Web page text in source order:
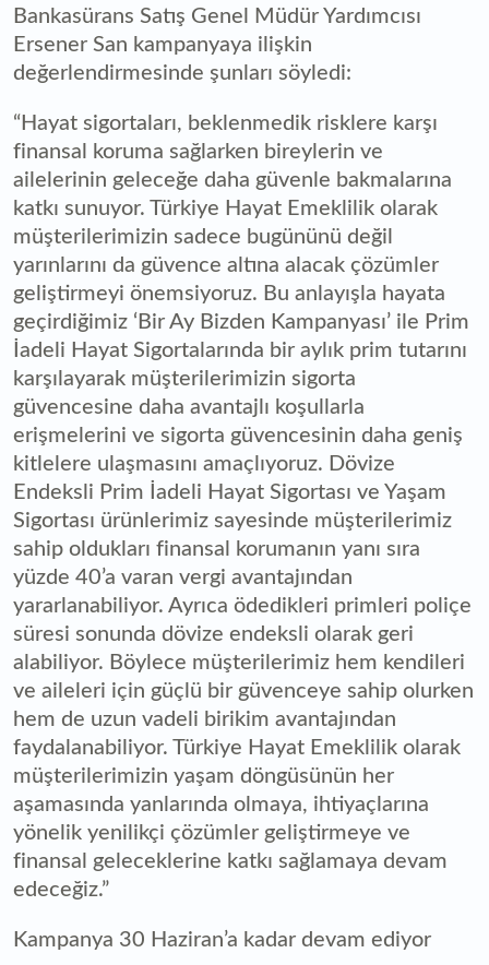
Bankasürans Satış Genel Müdür Yardımcısı
Ersener San kampanyaya ilişkin
değerlendirmesinde şunları söyledi:
“Hayat sigortaları, beklenmedik risklere karşı
finansal koruma sağlarken bireylerin ve
ailelerinin geleceğe daha güvenle bakmalarına
katkı sunuyor. Türkiye Hayat Emeklilik olarak
müşterilerimizin sadece bugününü değil
yarınlarını da güvence altına alacak çözümler
geliştirmeyi önemsiyoruz. Bu anlayışla hayata
geçirdiğimiz ‘Bir Ay Bizden Kampanyası’ ile Prim
İadeli Hayat Sigortalarında bir aylık prim tutarını
karşılayarak müşterilerimizin sigorta
güvencesine daha avantajlı koşullarla
erişmelerini ve sigorta güvencesinin daha geniş
kitlelere ulaşmasını amaçlıyoruz. Dövize
Endeksli Prim İadeli Hayat Sigortası ve Yaşam
Sigortası ürünlerimiz sayesinde müşterilerimiz
sahip oldukları finansal korumanın yanı sıra
yüzde 40’a varan vergi avantajından
yararlanabiliyor. Ayrıca ödedikleri primleri poliçe
süresi sonunda dövize endeksli olarak geri
alabiliyor. Böylece müşterilerimiz hem kendileri
ve aileleri için güçlü bir güvenceye sahip olurken
hem de uzun vadeli birikim avantajından
faydalanabiliyor. Türkiye Hayat Emeklilik olarak
müşterilerimizin yaşam döngüsünün her
aşamasında yanlarında olmaya, ihtiyaçlarına
yönelik yenilikçi çözümler geliştirmeye ve
finansal geleceklerine katkı sağlamaya devam
edeceğiz.”
Kampanya 30 Haziran’a kadar devam ediyor